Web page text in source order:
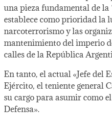
una pieza fundamental de la
establece como prioridad la
narcoterrorismo y las
mantenimiento del imperio
calles de la República
En tanto, el actual «Jefe del
Ejército, el teniente general
su cargo para asumir como
Defensa».